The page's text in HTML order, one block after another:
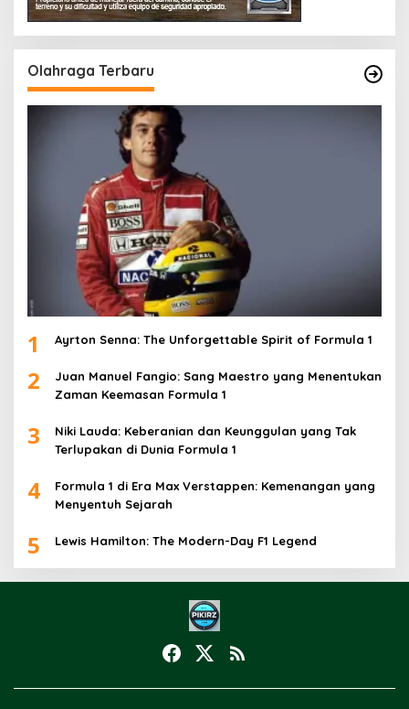
Olahraga Terbaru
1 Ayrton Senna: The Unforgettable Spirit of Formula 1
2
Juan Manuel Fangio: Sang Maestro yang Menentukan
Zaman Keemasan Formula 1
3
Niki Lauda: Keberanian dan Keunggulan yang Tak
Terlupakan di Dunia Formula 1
4
Formula 1 di Era Max Verstappen: Kemenangan yang
Menyentuh Sejarah
5 Lewis Hamilton: The Modern-Day F1 Legend